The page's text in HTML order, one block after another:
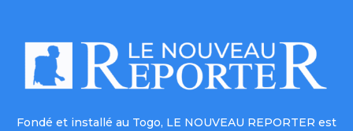
Fondé et installé au Togo, LE NOUVEAU REPORTER est